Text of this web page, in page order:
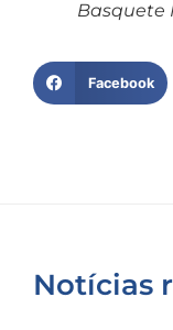
Basquete
Facebook
Notícias